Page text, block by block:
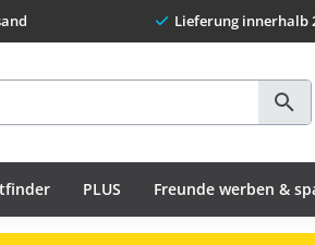
Lieferung innerhalb
PLUS Freunde werben &